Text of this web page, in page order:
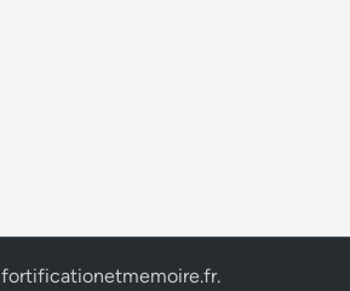
fortificationetmemoire.fr.